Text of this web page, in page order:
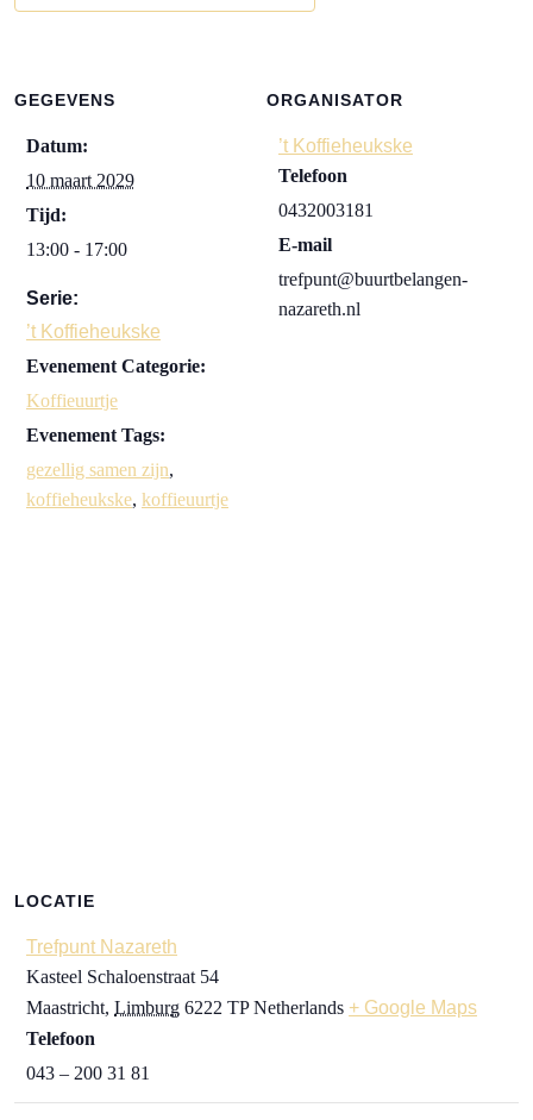
GEGEVENS
Datum:
10 maart 2029
Tijd:
13:00 - 17:00
Serie:
’t Koffieheukske
Evenement Categorie:
Koffieuurtje
Evenement Tags:
gezellig samen zijn,
koffieheukske, koffieuurtje
ORGANISATOR
’t Koffieheukske
Telefoon
0432003181
E-mail
trefpunt@buurtbelangen-
nazareth.nl
LOCATIE
Trefpunt Nazareth
Kasteel Schaloenstraat 54
Maastricht, Limburg 6222 TP Netherlands + Google Maps
Telefoon
043 – 200 31 81